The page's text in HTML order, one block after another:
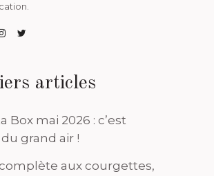
articles
Box mai 2026 : c’est
du grand air !
aux courgettes,